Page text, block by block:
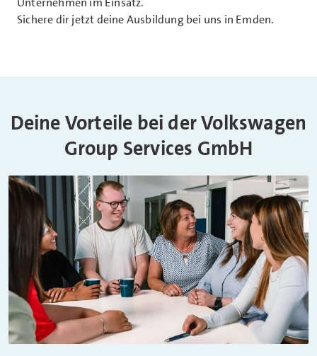
Sichere dir jetzt deine Ausbildung bei uns in Emden.
Deine Vorteile bei der Volkswagen
Group Services GmbH